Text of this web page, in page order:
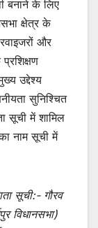
बनाने के लिए
क्षेत्र के
और
उद्देश्य
सुनिश्चित
सूची में शामिल
नाम सूची में
सूची:- गौरव
विधानसभा)